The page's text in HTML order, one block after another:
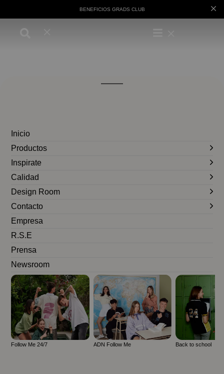
BENEFICIOS GRADS CLUB
Inicio
Productos
Inspirate
Calidad
Design Room
Contacto
Empresa
R.S.E
Prensa
Newsroom
Follow Me 24/7 ADN Follow Me Back to school